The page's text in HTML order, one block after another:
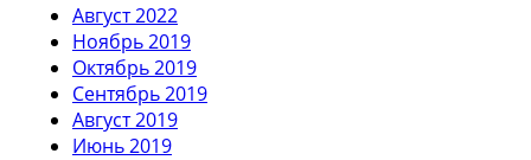
Август 2022
Ноябрь 2019
Октябрь 2019
Сентябрь 2019
Август 2019
Июнь 2019